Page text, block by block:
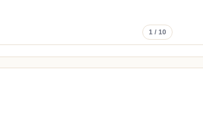
1 / 10